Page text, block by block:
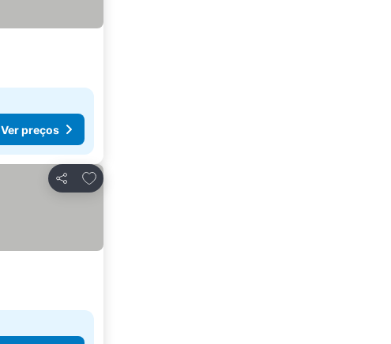
Ver preços
Partilhar
Adicionar aos favoritos